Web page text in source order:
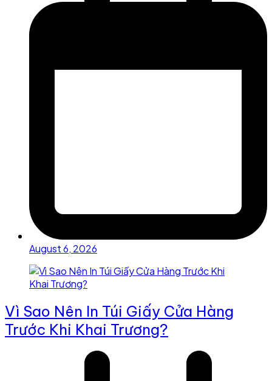
August 6, 2026
Vì Sao Nên In Túi Giấy Cửa Hàng
Trước Khi Khai Trương?